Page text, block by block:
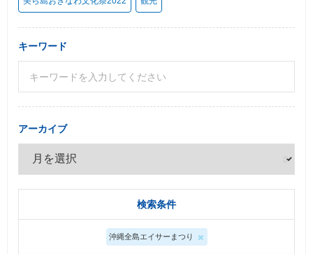
キーワード
アーカイブ
検索条件
沖縄全島エイサーまつり